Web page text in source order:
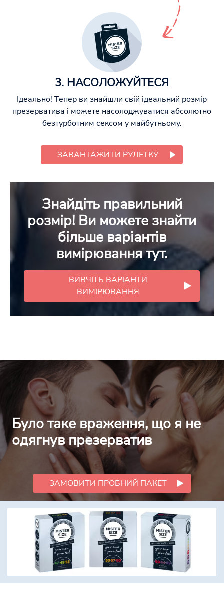
3. НАСОЛОЖУЙТЕСЯ
Ідеально! Тепер ви знайшли свій ідеальний розмір
презерватива і можете насолоджуватися абсолютно
безтурботним сексом у майбутньому.
ЗАВАНТАЖИТИ РУЛЕТКУ
Знайдіть правильний
розмір! Ви можете знайти
більше варіантів
вимірювання тут.
ВИВЧІТЬ ВАРІАНТИ
ВИМІРЮВАННЯ
Було таке враження, що я не
одягнув презерватив
ЗАМОВИТИ ПРОБНИЙ ПАКЕТ